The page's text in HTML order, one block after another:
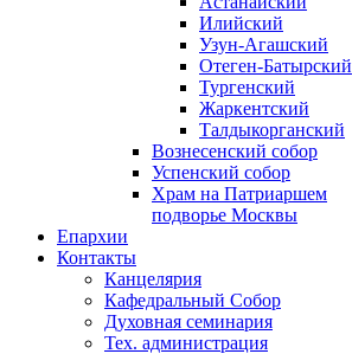
Илийский
Узун-Агашский
Отеген-Батырский
Тургенский
Жаркентский
Талдыкорганский
Вознесенский собор
Успенский собор
Храм на Патриаршем
подворье Москвы
Епархии
Контакты
Канцелярия
Кафедральный Собор
Духовная семинария
Тех. администрация